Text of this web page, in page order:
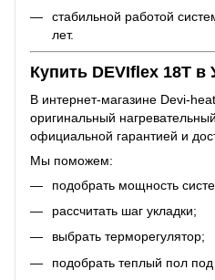
стабильной работой
лет.
Купить DEVIflex 18T в
В интернет-магазине Devi-
оригинальный
официальной гарантией и
Мы поможем:
подобрать мощность
рассчитать шаг укладки;
выбрать терморегулятор;
подобрать теплый пол